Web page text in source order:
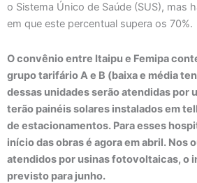
o Sistema Único de Saúde (SUS), mas
em que este percentual supera os 70%.
O convênio entre Itaipu e Femipa
grupo tarifário A e B (baixa e média
dessas unidades serão atendidas por
terão painéis solares instalados em
de estacionamentos. Para esses
início das obras é agora em abril. Nos
atendidos por usinas fotovoltaicas, o
previsto para junho.